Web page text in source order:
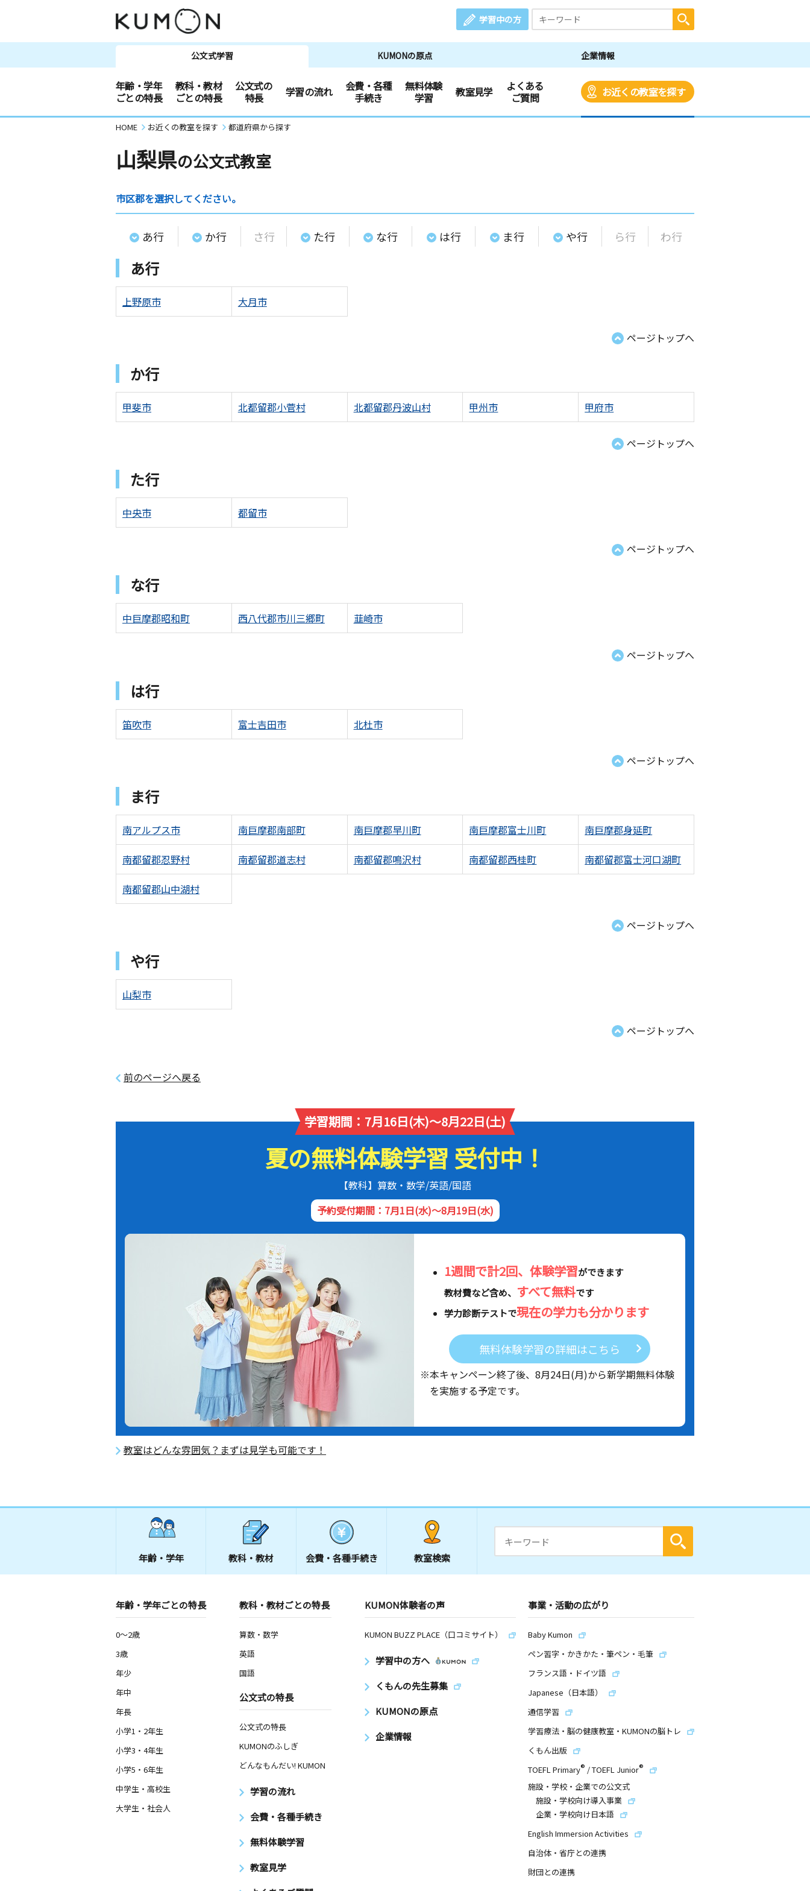
学習中の方
公文式学習 KUMONの原点 企業情報
年齢・学年
ごとの特長
教科・教材
ごとの特長
公文式の
特長
学習の流れ
会費・各種
手続き
無料体験
学習
教室見学
よくある
ご質問
お近くの教室を探す
HOME お近くの教室を探す 都道府県から探す
山梨県の公文式教室
市区郡を選択してください。
あ行 か行 さ行 た行 な行 は行 ま行 や行 ら行 わ行
あ行
上野原市 大月市
ページトップへ
か行
甲斐市 北都留郡小菅村 北都留郡丹波山村 甲州市 甲府市
ページトップへ
た行
中央市 都留市
ページトップへ
な行
中巨摩郡昭和町 西八代郡市川三郷町 韮崎市
ページトップへ
は行
笛吹市 富士吉田市 北杜市
ページトップへ
ま行
南アルプス市 南巨摩郡南部町 南巨摩郡早川町 南巨摩郡富士川町 南巨摩郡身延町
南都留郡忍野村 南都留郡道志村 南都留郡鳴沢村 南都留郡西桂町 南都留郡富士河口湖町
南都留郡山中湖村
ページトップへ
や行
山梨市
ページトップへ
前のページへ戻る
学習期間：7月16日(木)～8月22日(土)
夏の無料体験学習 受付中！
【教科】算数・数学/英語/国語
予約受付期間：7月1日(水)～8月19日(水)
1週間で計2回、体験学習ができます
教材費など含め、 すべて無料です
学力診断テストで現在の学力も分かります
無料体験学習の詳細はこちら
※本キャンペーン終了後、 8月24日(月)から新学期無料体験
を実施する予定です。
教室はどんな雰囲気？まずは見学も可能です！
年齢・学年 教科・教材 会費・ 各種手続き 教室検索
年齢・学年ごとの特長
0～2歳
3歳
年少
年中
年長
小学1・2年生
小学3・4年生
小学5・6年生
中学生・高校生
大学生・社会人
教科・教材ごとの特長
算数・数学
英語
国語
公文式の特長
公文式の特長
KUMONのふしぎ
どんなもんだい! KUMON
学習の流れ
会費・各種手続き
無料体験学習
教室見学
KUMON体験者の声
KUMON BUZZ PLACE（口コミサイト）
学習中の方へ
くもんの先生募集
KUMONの原点
企業情報
事業・活動の広がり
Baby Kumon
ペン習字・かきかた・筆ペン・毛筆
フランス語・ドイツ語
Japanese（日本語）
通信学習
学習療法・脳の健康教室・KUMONの脳トレ
くもん出版
TOEFL Primary® /TOEFL Junior®
施設・学校・企業での公文式
施設・学校向け導入事業
企業・学校向け日本語
English Immersion Activities
自治体・省庁との連携
財団との連携